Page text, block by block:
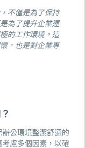
不僅是為了保持
為了提升企業運
的工作環境。這
，也是對企業專
公環境整潔舒適的
慮多個因素，以確